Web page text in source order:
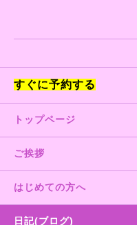
すぐに予約する
トップページ
ご挨拶
はじめての方へ
日記(ブログ)